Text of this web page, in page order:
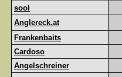
sool
Anglereck.at
Frankenbaits
Cardoso
Angelschreiner